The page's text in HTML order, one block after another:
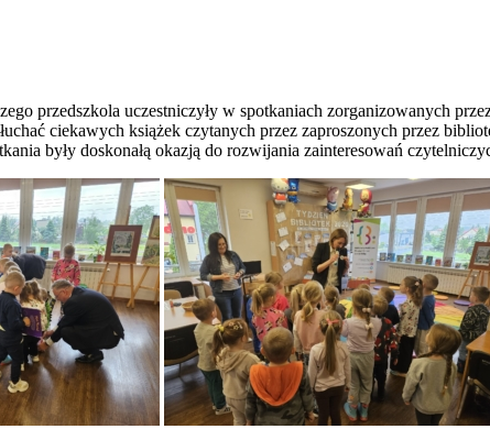
przedszkola uczestniczyły w spotkaniach zorganizowanych
ciekawych książek czytanych przez zaproszonych przez
były doskonałą okazją do rozwijania zainteresowań